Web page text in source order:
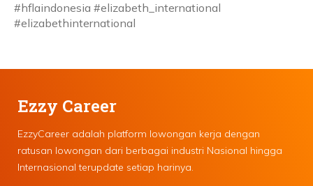
#hflaindonesia #elizabeth_international
#elizabethinternational
Ezzy Career
EzzyCareer adalah platform lowongan kerja dengan
ratusan lowongan dari berbagai industri Nasional hingga
Internasional terupdate setiap harinya.